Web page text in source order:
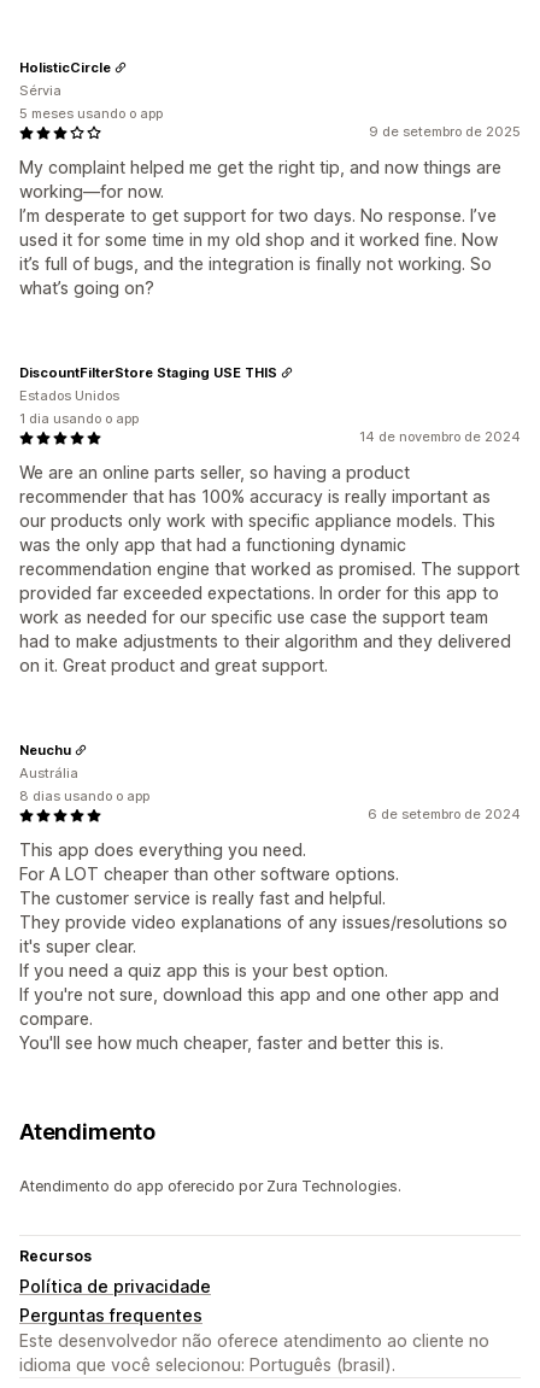
9 de setembro de 2025
My complaint helped me get the right tip, and now things are
working—for now.
I’m desperate to get support for two days. No response. I’ve
used it for some time in my old shop and it worked fine. Now
it’s full of bugs, and the integration is finally not working. So
what’s going on?
HolisticCircle
Sérvia
5 meses usando o app
14 de novembro de 2024
We are an online parts seller, so having a product
recommender that has 100% accuracy is really important as
our products only work with specific appliance models. This
was the only app that had a functioning dynamic
recommendation engine that worked as promised. The support
provided far exceeded expectations. In order for this app to
work as needed for our specific use case the support team
had to make adjustments to their algorithm and they delivered
on it. Great product and great support.
DiscountFilterStore Staging USE THIS
Estados Unidos
1 dia usando o app
6 de setembro de 2024
This app does everything you need.
For A LOT cheaper than other software options.
The customer service is really fast and helpful.
They provide video explanations of any issues/resolutions so
it's super clear.
If you need a quiz app this is your best option.
If you're not sure, download this app and one other app and
compare.
You'll see how much cheaper, faster and better this is.
Neuchu
Austrália
8 dias usando o app
Atendimento
Atendimento do app oferecido por Zura Technologies.
Recursos
Política de privacidade
Perguntas frequentes
Este desenvolvedor não oferece atendimento ao cliente no
idioma que você selecionou: Português (brasil).